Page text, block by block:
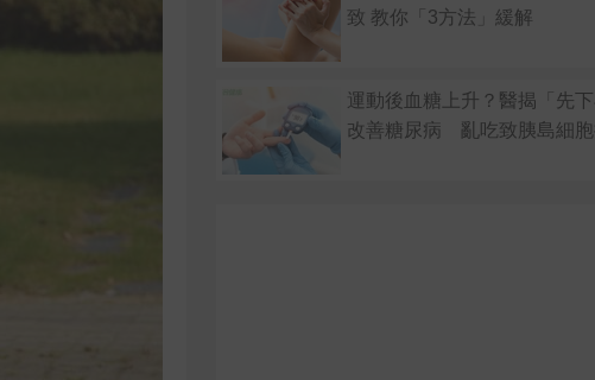
致 教你「3方法」緩解
運動後血糖上升？醫揭「先
改善糖尿病 亂吃致胰島細